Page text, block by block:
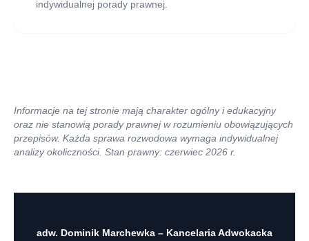
indywidualnej porady prawnej.
Informacje na tej stronie mają charakter ogólny i edukacyjny
oraz nie stanowią porady prawnej w rozumieniu obowiązujących
przepisów. Każda sprawa rozwodowa wymaga indywidualnej
analizy okoliczności. Stan prawny: czerwiec 2026 r.
adw. Dominik Marchewka – Kancelaria Adwokacka